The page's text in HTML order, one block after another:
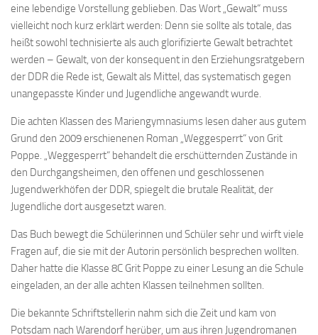
eine lebendige Vorstellung geblieben. Das Wort „Gewalt“ muss
vielleicht noch kurz erklärt werden: Denn sie sollte als totale, das
heißt sowohl technisierte als auch glorifizierte Gewalt betrachtet
werden – Gewalt, von der konsequent in den Erziehungsratgebern
der DDR die Rede ist, Gewalt als Mittel, das systematisch gegen
unangepasste Kinder und Jugendliche angewandt wurde.
Die achten Klassen des Mariengymnasiums lesen daher aus gutem
Grund den 2009 erschienenen Roman „Weggesperrt“ von Grit
Poppe. „Weggesperrt“ behandelt die erschütternden Zustände in
den Durchgangsheimen, den offenen und geschlossenen
Jugendwerkhöfen der DDR, spiegelt die brutale Realität, der
Jugendliche dort ausgesetzt waren.
Das Buch bewegt die Schülerinnen und Schüler sehr und wirft viele
Fragen auf, die sie mit der Autorin persönlich besprechen wollten.
Daher hatte die Klasse 8C Grit Poppe zu einer Lesung an die Schule
eingeladen, an der alle achten Klassen teilnehmen sollten.
Die bekannte Schriftstellerin nahm sich die Zeit und kam von
Potsdam nach Warendorf herüber, um aus ihren Jugendromanen